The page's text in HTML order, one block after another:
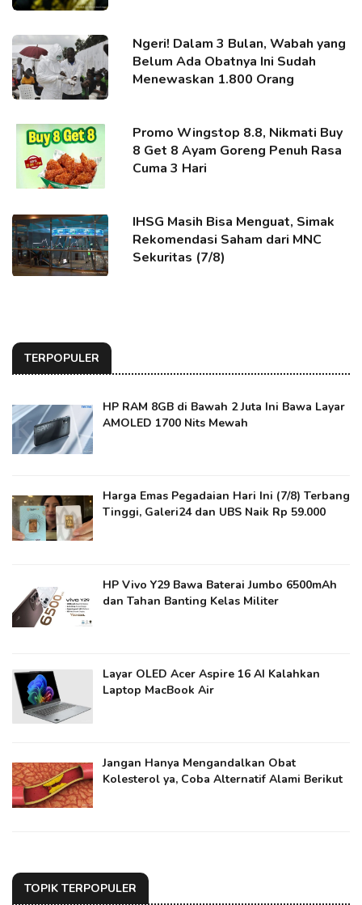
Ngeri! Dalam 3 Bulan, Wabah yang
Belum Ada Obatnya Ini Sudah
Menewaskan 1.800 Orang
Promo Wingstop 8.8, Nikmati Buy
8 Get 8 Ayam Goreng Penuh Rasa
Cuma 3 Hari
IHSG Masih Bisa Menguat, Simak
Rekomendasi Saham dari MNC
Sekuritas (7/8)
TERPOPULER
HP RAM 8GB di Bawah 2 Juta Ini Bawa Layar
AMOLED 1700 Nits Mewah
Harga Emas Pegadaian Hari Ini (7/8) Terbang
Tinggi, Galeri24 dan UBS Naik Rp 59.000
HP Vivo Y29 Bawa Baterai Jumbo 6500mAh
dan Tahan Banting Kelas Militer
Layar OLED Acer Aspire 16 AI Kalahkan
Laptop MacBook Air
Jangan Hanya Mengandalkan Obat
Kolesterol ya​, Coba Alternatif Alami Berikut
TOPIK TERPOPULER